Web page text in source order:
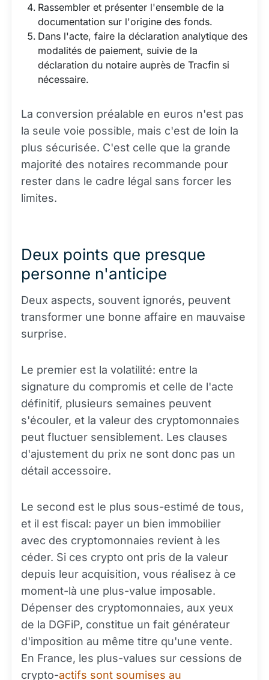
Rassembler et présenter l'ensemble de la
documentation sur l'origine des fonds.
Dans l'acte, faire la déclaration analytique des
modalités de paiement, suivie de la
déclaration du notaire auprès de Tracfin si
nécessaire.
La conversion préalable en euros n'est pas
la seule voie possible, mais c'est de loin la
plus sécurisée. C'est celle que la grande
majorité des notaires recommande pour
rester dans le cadre légal sans forcer les
limites.
Deux points que presque
personne n'anticipe
Deux aspects, souvent ignorés, peuvent
transformer une bonne affaire en mauvaise
surprise.
Le premier est la volatilité: entre la
signature du compromis et celle de l'acte
définitif, plusieurs semaines peuvent
s'écouler, et la valeur des cryptomonnaies
peut fluctuer sensiblement. Les clauses
d'ajustement du prix ne sont donc pas un
détail accessoire.
Le second est le plus sous-estimé de tous,
et il est fiscal: payer un bien immobilier
avec des cryptomonnaies revient à les
céder. Si ces crypto ont pris de la valeur
depuis leur acquisition, vous réalisez à ce
moment-là une plus-value imposable.
Dépenser des cryptomonnaies, aux yeux
de la DGFiP, constitue un fait générateur
d'imposition au même titre qu'une vente.
En France, les plus-values sur cessions de
crypto-actifs sont soumises au